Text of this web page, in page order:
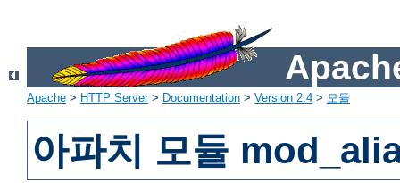
Apache > HTTP Server> Documentation > Version 2.4 > 모듈
아파치 모듈